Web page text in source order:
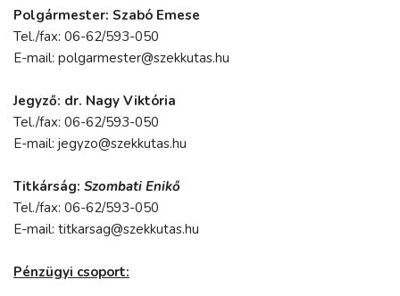
Polgármester: Szabó Emese
Tel./fax: 06-62/593-050
E-mail: polgarmester@szekkutas.hu
Jegyző: dr. Nagy Viktória
Tel./fax: 06-62/593-050
E-mail: jegyzo@szekkutas.hu
Titkárság: Szombati Enikő
Tel./fax: 06-62/593-050
E-mail: titkarsag@szekkutas.hu
Pénzügyi csoport: